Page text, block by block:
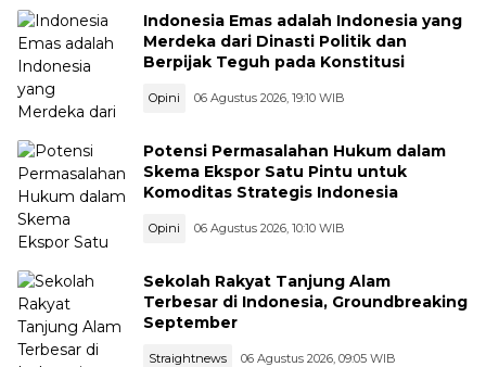
Indonesia Emas adalah Indonesia yang
Merdeka dari Dinasti Politik dan
Berpijak Teguh pada Konstitusi
Opini 06 Agustus 2026, 19:10 WIB
Potensi Permasalahan Hukum dalam
Skema Ekspor Satu Pintu untuk
Komoditas Strategis Indonesia
Opini 06 Agustus 2026, 10:10 WIB
Sekolah Rakyat Tanjung Alam
Terbesar di Indonesia, Groundbreaking
September
Straightnews 06 Agustus 2026, 09:05 WIB